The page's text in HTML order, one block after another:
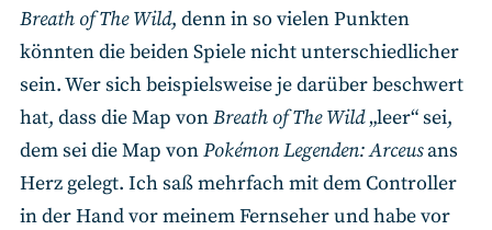
Breath of The Wild, denn in so vielen Punkten
könnten die beiden Spiele nicht unterschiedlicher
sein. Wer sich beispielsweise je darüber beschwert
hat, dass die Map vonBreath of The Wild„leer“ sei,
dem sei die Map vonPokémon Legenden: Arceusans
Herz gelegt. Ich saß mehrfach mit dem Controller
in der Hand vor meinem Fernseher und habe vor